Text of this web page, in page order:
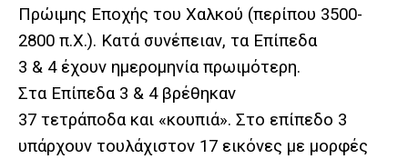
Πρώιμης Εποχής του Χαλκού (περίπου 3500-
2800 π.Χ.). Κατά συνέπειαν, τα Επίπεδα
3 & 4 έχουν ημερομηνία πρωιμότερη.
Στα Επίπεδα 3 & 4 βρέθηκαν
37 τετράποδα και «κουπιά». Στο επίπεδο 3
υπάρχουν τουλάχιστον 17 εικόνες με μορφές